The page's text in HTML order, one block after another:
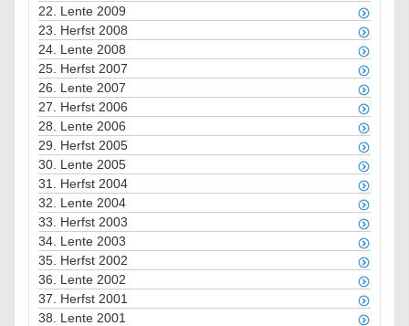
22. Lente 2009
23. Herfst 2008
24. Lente 2008
25. Herfst 2007
26. Lente 2007
27. Herfst 2006
28. Lente 2006
29. Herfst 2005
30. Lente 2005
31. Herfst 2004
32. Lente 2004
33. Herfst 2003
34. Lente 2003
35. Herfst 2002
36. Lente 2002
37. Herfst 2001
38. Lente 2001